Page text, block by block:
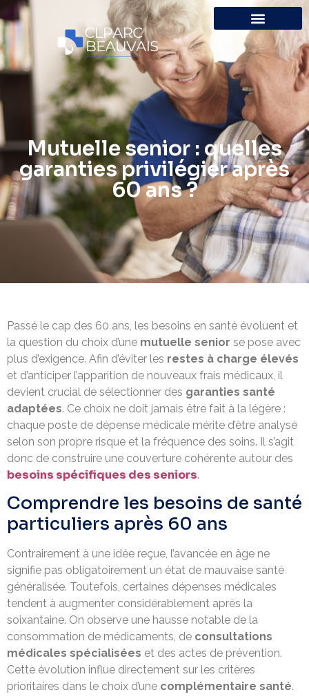
Mutuelle senior : quelles
garanties privilégier après
60 ans ?
Passé le cap des 60 ans, les besoins en santé évoluent et
la question du choix d’une mutuelle senior se pose avec
plus d’exigence. Afin d’éviter les restes à charge élevés
et d’anticiper l’apparition de nouveaux frais médicaux, il
devient crucial de sélectionner des garanties santé
adaptées. Ce choix ne doit jamais être fait à la légère :
chaque poste de dépense médicale mérite d’être analysé
selon son propre risque et la fréquence des soins. Il s’agit
donc de construire une couverture cohérente autour des
besoins spécifiques des seniors.
Comprendre les besoins de santé
particuliers après 60 ans
Contrairement à une idée reçue, l’avancée en âge ne
signifie pas obligatoirement un état de mauvaise santé
généralisée. Toutefois, certaines dépenses médicales
tendent à augmenter considérablement après la
soixantaine. On observe une hausse notable de la
consommation de médicaments, de consultations
médicales spécialisées et des actes de prévention.
Cette évolution influe directement sur les critères
prioritaires dans le choix d’une complémentaire santé.